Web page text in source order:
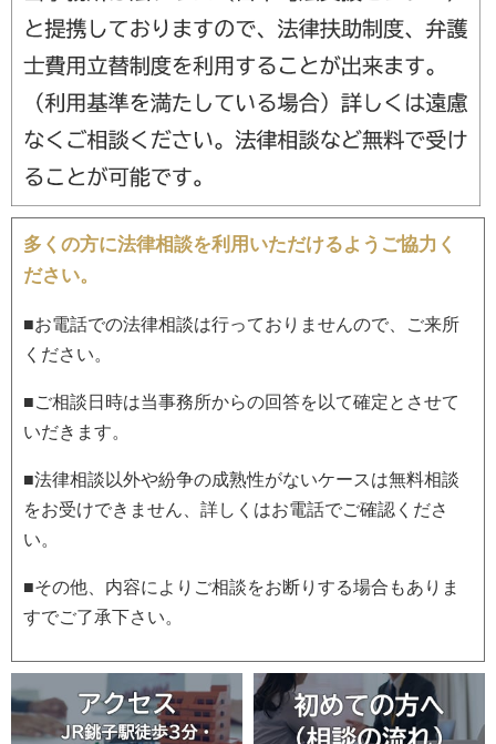
多くの方に法律相談を利用いただけるようご協力く
ださい。
■お電話での法律相談は行っておりませんので、ご来所
ください。
■ご相談日時は当事務所からの回答を以て確定とさせて
いだきます。
■法律相談以外や紛争の成熟性がないケースは無料相談
をお受けできません、詳しくはお電話でご確認くださ
い。
■その他、内容によりご相談をお断りする場合もありま
すでご了承下さい。